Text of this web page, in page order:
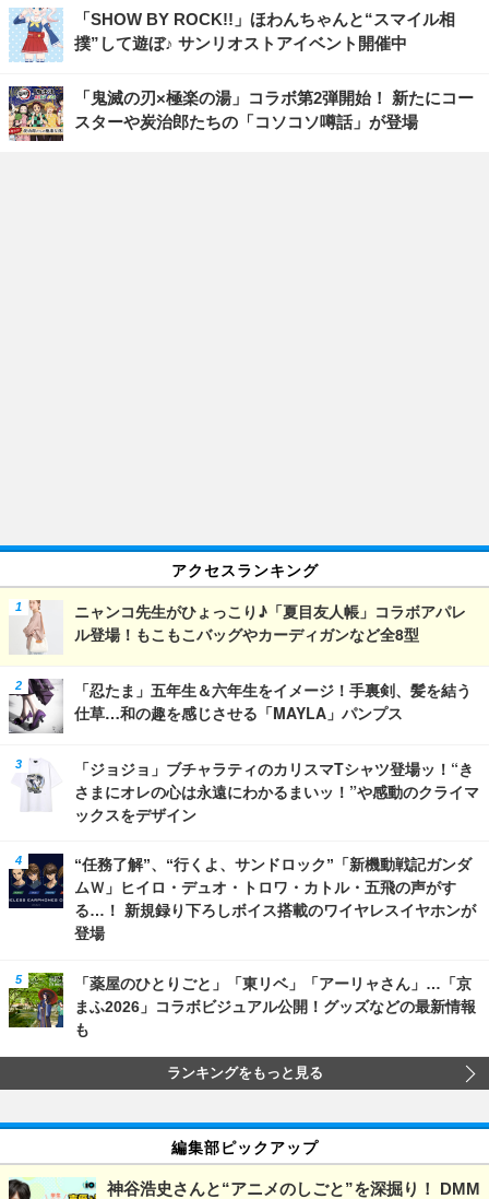
「SHOW BY ROCK!!」ほわんちゃんと“スマイル相
撲”して遊ぼ♪ サンリオストアイベント開催中
「鬼滅の刃×極楽の湯」コラボ第2弾開始！ 新たにコー
スターや炭治郎たちの「コソコソ噂話」が登場
アクセスランキング
ニャンコ先生がひょっこり♪「夏目友人帳」コラボアパレ
ル登場！もこもこバッグやカーディガンなど全8型
「忍たま」五年生＆六年生をイメージ！手裏剣、髪を結う
仕草…和の趣を感じさせる「MAYLA」パンプス
「ジョジョ」ブチャラティのカリスマTシャツ登場ッ！“き
さまにオレの心は永遠にわかるまいッ！”や感動のクライマ
ックスをデザイン
“任務了解”、“行くよ、サンドロック”「新機動戦記ガンダ
ムＷ」ヒイロ・デュオ・トロワ・カトル・五飛の声がす
る…！ 新規録り下ろしボイス搭載のワイヤレスイヤホンが
登場
「薬屋のひとりごと」「東リベ」「アーリャさん」…「京
まふ2026」コラボビジュアル公開！グッズなどの最新情報
も
ランキングをもっと見る
編集部ピックアップ
神谷浩史さんと“アニメのしごと”を深掘り！ DMM